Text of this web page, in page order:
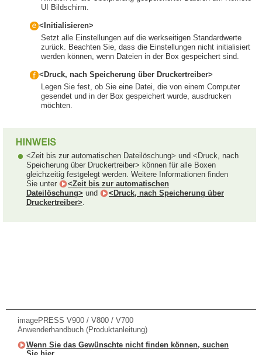
UI Bildschirm.
<Initialisieren>
Setzt alle Einstellungen auf die werkseitigen Standardwerte
zurück. Beachten Sie, dass die Einstellungen nicht initialisiert
werden können, wenn Dateien in der Box gespeichert sind.
<Druck, nach Speicherung über Druckertreiber>
Legen Sie fest, ob Sie eine Datei, die von einem Computer
gesendet und in der Box gespeichert wurde, ausdrucken
möchten.
<Zeit bis zur automatischen Dateilöschung> und <Druck, nach
Speicherung über Druckertreiber> können für alle Boxen
gleichzeitig festgelegt werden. Weitere Informationen finden
Sie unter
<Zeit bis zur automatischen
Dateilöschung> und
<Druck, nach Speicherung über
Druckertreiber>
imagePRESS V900 / V800 / V700
Anwenderhandbuch (Produktanleitung)
Wenn Sie das Gewünschte nicht finden können, suchen